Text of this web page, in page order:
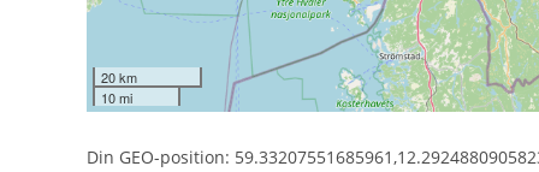
20 km
10 mi
Din GEO-position: